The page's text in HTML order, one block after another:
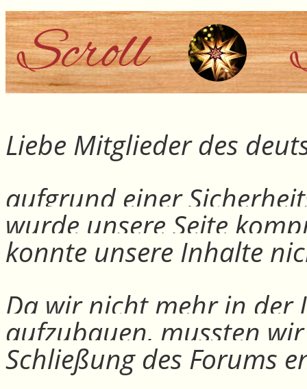
Liebe Mitglieder des
aufgrund einer
wurde unsere Seite
konnte unsere Inhalte
Da wir nicht mehr in der
aufzubauen, mussten
Schließung des Forums